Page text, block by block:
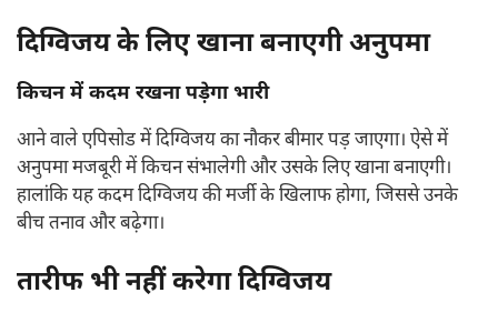
दिग्विजय के लिए खाना बनाएगी अनुपमा
किचन में कदम रखना पड़ेगा भारी
आने वाले एपिसोड में दिग्विजय का नौकर बीमार पड़ जाएगा। ऐसे में
अनुपमा मजबूरी में किचन संभालेगी और उसके लिए खाना बनाएगी।
हालांकि यह कदम दिग्विजय की मर्जी के खिलाफ होगा, जिससे उनके
बीच तनाव और बढ़ेगा।
तारीफ भी नहीं करेगा दिग्विजय